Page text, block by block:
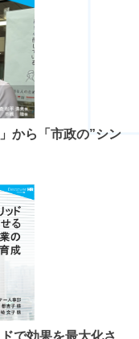
から「市政の”シン
で効果を最大化さ